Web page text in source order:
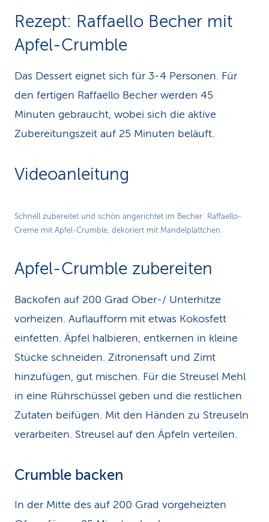
Rezept: Raffaello Becher mit
Apfel-Crumble
Das Dessert eignet sich für 3-4 Personen. Für
den fertigen Raffaello Becher werden 45
Minuten gebraucht, wobei sich die aktive
Zubereitungszeit auf 25 Minuten beläuft.
Videoanleitung
Play
Schnell zubereitet und schön angerichtet im Becher: Raffaello-
Creme mit Apfel-Crumble, dekoriert mit Mandelplättchen.
Apfel-Crumble zubereiten
Backofen auf 200 Grad Ober-/ Unterhitze
vorheizen. Auflaufform mit etwas Kokosfett
einfetten. Äpfel halbieren, entkernen in kleine
Stücke schneiden. Zitronensaft und Zimt
hinzufügen, gut mischen. Für die Streusel Mehl
in eine Rührschüssel geben und die restlichen
Zutaten beifügen. Mit den Händen zu Streuseln
verarbeiten. Streusel auf den Äpfeln verteilen.
Crumble backen
In der Mitte des auf 200 Grad vorgeheizten